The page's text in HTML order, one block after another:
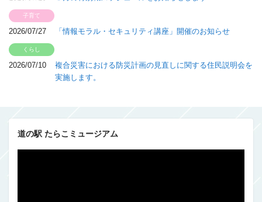
2026/07/27 「情報モラル・セキュリティ講座」開催のお知らせ
2026/07/10
複合災害における防災計画の見直しに関する住民説明会を
実施します。
道の駅 たらこミュージアム